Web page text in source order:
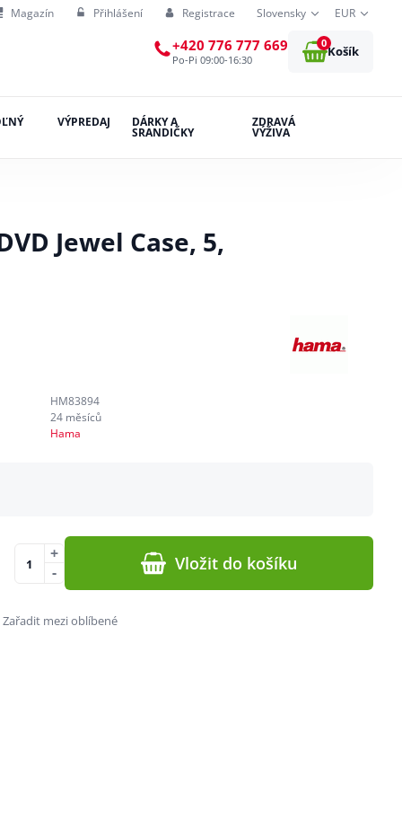
Magazín Přihlášení Registrace Slovensky EUR
+420 776 777 669
Po-Pi 09:00-16:30
0
Košík
VÝPREDAJ DÁRKY A
SRANDIČKY
ZDRAVÁ
VÝŽIVA
Jewel Case, 5,
HM83894
24 měsíců
Hama
-
+ Vložit do košíku
Zařadit mezi oblíbené